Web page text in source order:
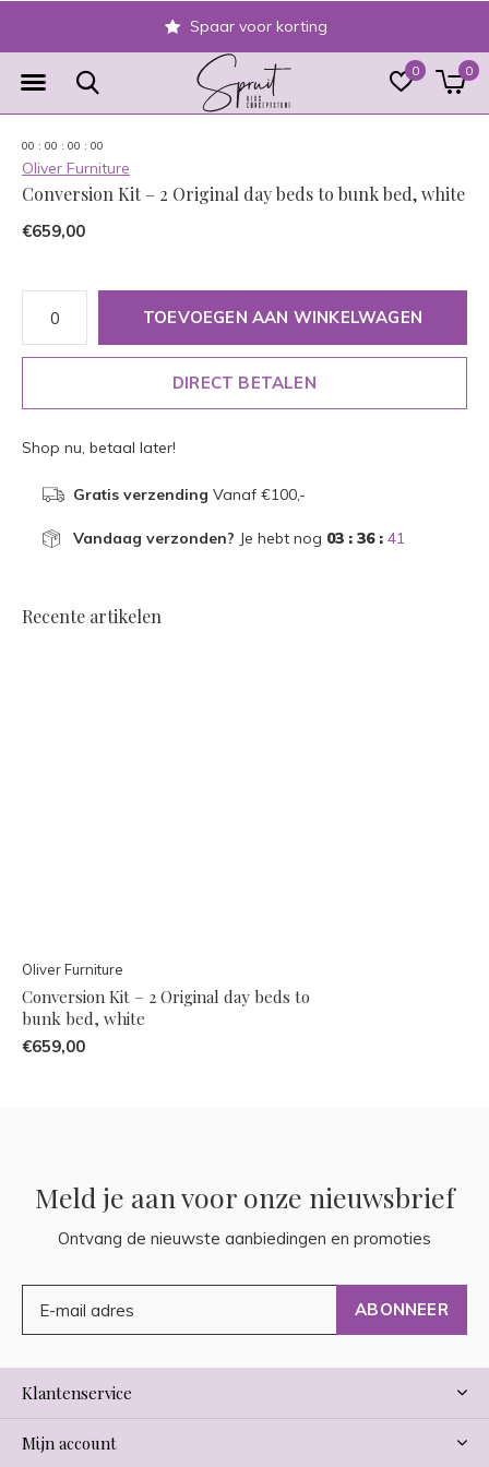
0 0
Spaar voor korting
00 : 00 : 00 : 00
Oliver Furniture
Conversion Kit – 2 Original day beds to bunk bed, white
€659,00
TOEVOEGEN AAN WINKELWAGEN
DIRECT BETALEN
Shop nu, betaal later!
Gratis verzending Vanaf €100,-
Vandaag verzonden? Je hebt nog 03 : 36 : 41
Recente artikelen
Oliver Furniture
Conversion Kit – 2 Original day beds to
bunk bed, white
€659,00
Meld je aan voor onze nieuwsbrief
Ontvang de nieuwste aanbiedingen en promoties
ABONNEER
Klantenservice
Mijn account